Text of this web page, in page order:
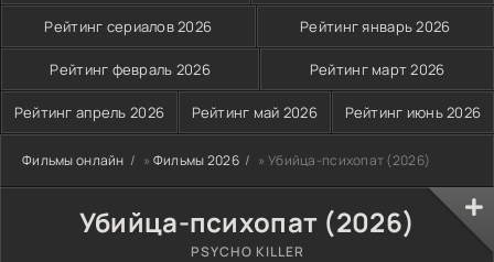
Рейтинг сериалов 2026 Рейтинг январь 2026
Рейтинг февраль 2026 Рейтинг март 2026
Рейтинг апрель 2026 Рейтинг май 2026 Рейтинг июнь 2026
Фильмы онлайн » Фильмы 2026 » Убийца-психопат (2026)
Убийца-психопат (2026)
PSYCHO KILLER